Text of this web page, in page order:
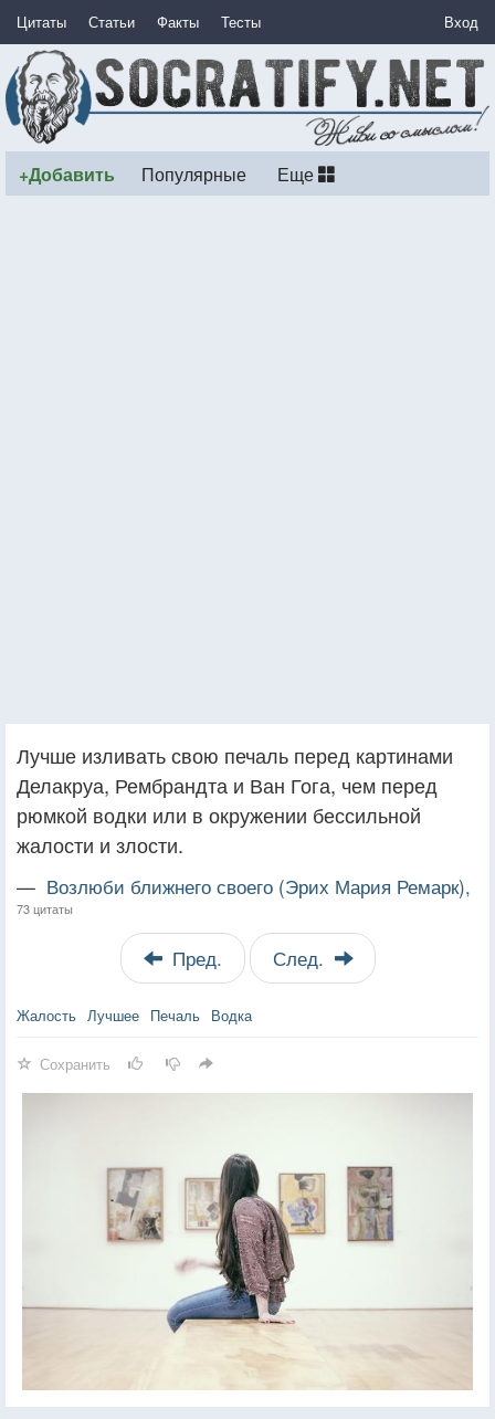
Цитаты Статьи Факты Тесты Вход
+Добавить Популярные Еще
Лучше изливать свою печаль перед картинами
Делакруа, Рембрандта и Ван Гога, чем перед
рюмкой водки или в окружении бессильной
жалости и злости.
— Возлюби ближнего своего (Эрих Мария Ремарк),
73 цитаты
Пред. След.
Жалость Лучшее Печаль Водка
Сохранить